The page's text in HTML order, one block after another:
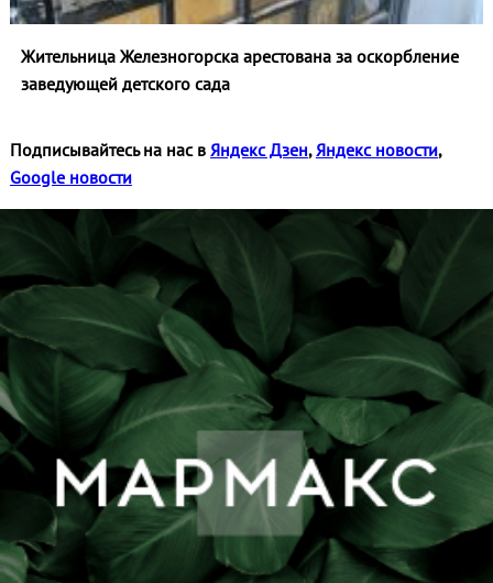
Жительница Железногорска арестована за оскорбление
заведующей детского сада
Подписывайтесь на нас в Яндекс Дзен, Яндекс новости,
Google новости